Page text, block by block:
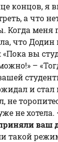
концов, я
а что
Когда меня
что Додин
«Пока вы
–
и стал
не
не хотела.
ваш
такой